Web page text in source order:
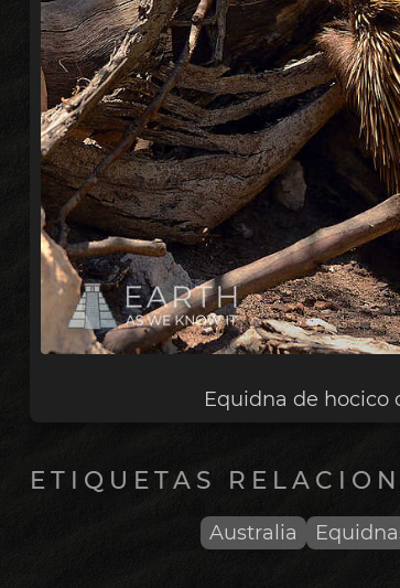
Equidna de hocico
ETIQUETAS
Australia